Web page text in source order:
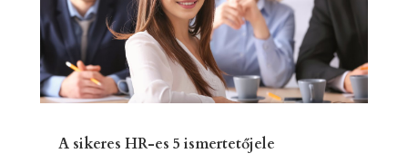
A sikeres HR-es 5 ismertetőjele